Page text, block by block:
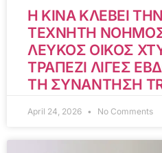
Η ΚΙΝΑ ΚΛΕΒΕΙ
ΤΕΧΝΗΤΗ
ΛΕΥΚΟΣ ΟΙΚΟΣ
ΤΡΑΠΕΖΙ ΛΙΓΕΣ
ΤΗ ΣΥΝΑΝΤΗΣΗ
April 24, 2026 No Comments